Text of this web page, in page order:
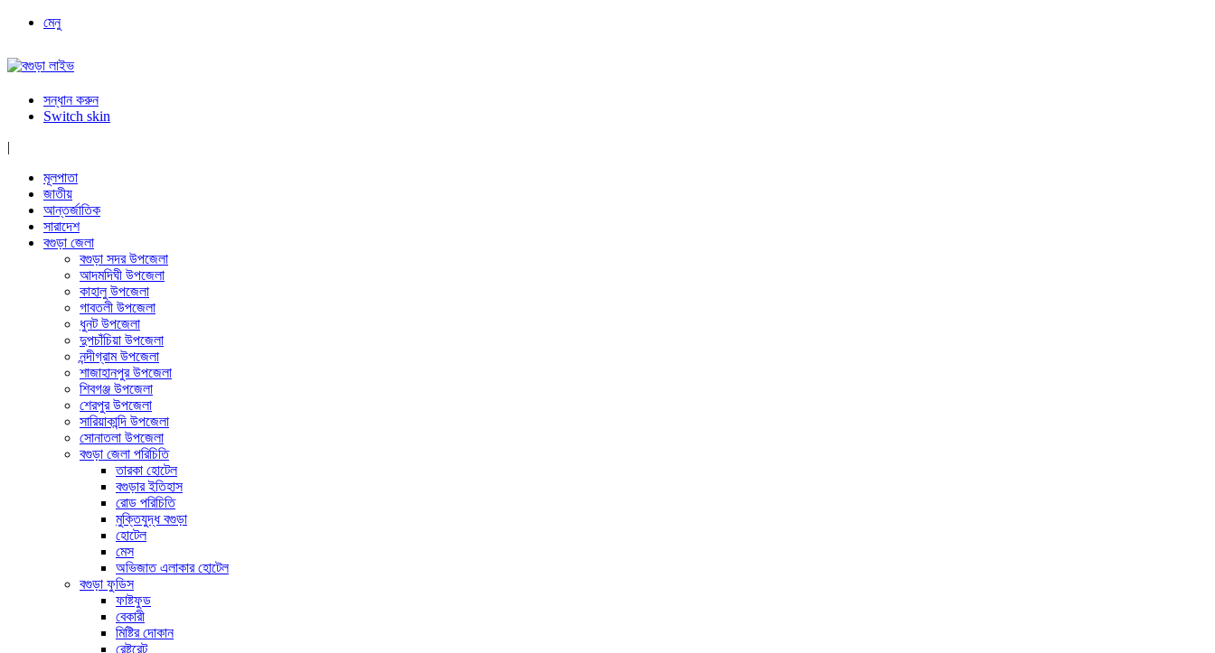
মেনু
সন্ধান করুন
Switch skin
|
মূলপাতা
জাতীয়
আন্তর্জাতিক
সারাদেশ
বগুড়া জেলা
বগুড়া সদর উপজেলা
আদমদিঘী উপজেলা
কাহালু উপজেলা
গাবতলী উপজেলা
ধুনট উপজেলা
দুপচাঁচিয়া উপজেলা
নন্দীগ্রাম উপজেলা
শাজাহানপুর উপজেলা
শিবগঞ্জ উপজেলা
শেরপুর উপজেলা
সারিয়াকান্দি উপজেলা
সোনাতলা উপজেলা
বগুড়া জেলা পরিচিতি
তারকা হোটেল
বগুড়ার ইতিহাস
রোড পরিচিতি
মুক্তিযুদ্ধ বগুড়া
হোটেল
মেস
অভিজাত এলাকার হোটেল
বগুড়া ফুডিস
ফাষ্টফুড
বেকারী
মিষ্টির দোকান
রেষ্টুরেন্ট